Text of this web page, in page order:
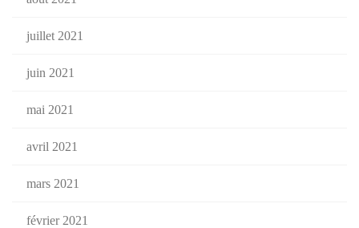
juillet 2021
juin 2021
mai 2021
avril 2021
mars 2021
février 2021